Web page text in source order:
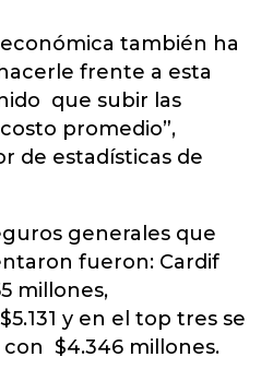
también ha
frente a esta
que subir las
promedio”,
de estadísticas de
generales que
fueron: Cardif
millones,
y en el top tres se
con $4.346 millones.